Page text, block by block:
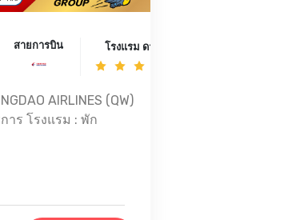
สายการบิน โรงแรม ดาว
AIRLINES (QW)
: พัก